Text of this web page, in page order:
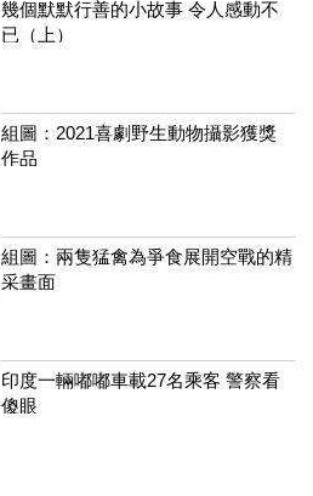
幾個默默行善的小故事 令人感動不
已（上）
組圖：2021喜劇野生動物攝影獲獎
作品
組圖：兩隻猛禽為爭食展開空戰的精
采畫面
印度一輛嘟嘟車載27名乘客 警察看
傻眼